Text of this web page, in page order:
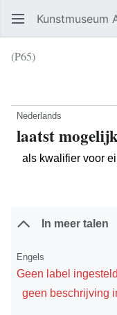
Kunstmuseum
(P65)
Nederlands
laatst
als kwalifier voor
In meer talen
Engels
Geen label ingesteld
geen beschrijving